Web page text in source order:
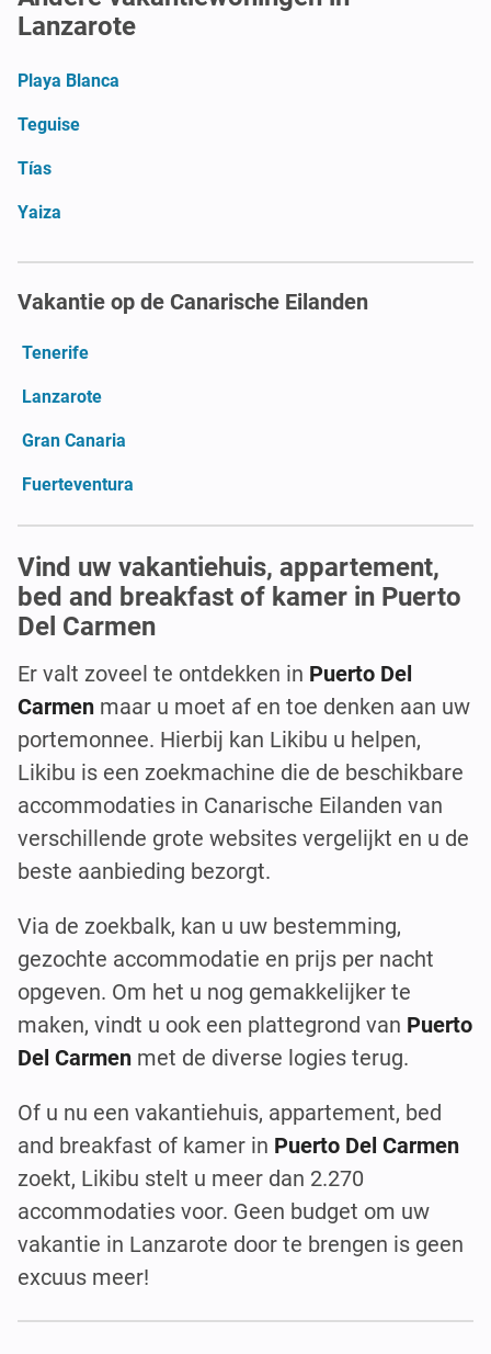
Lanzarote
Playa Blanca
Teguise
Tías
Yaiza
Vakantie op de Canarische Eilanden
Tenerife
Lanzarote
Gran Canaria
Fuerteventura
Vind uw vakantiehuis, appartement,
bed and breakfast of kamer in Puerto
Del Carmen
Er valt zoveel te ontdekken in Puerto Del
Carmen maar u moet af en toe denken aan uw
portemonnee. Hierbij kan Likibu u helpen,
Likibu is een zoekmachine die de beschikbare
accommodaties in Canarische Eilanden van
verschillende grote websites vergelijkt en u de
beste aanbieding bezorgt.
Via de zoekbalk, kan u uw bestemming,
gezochte accommodatie en prijs per nacht
opgeven. Om het u nog gemakkelijker te
maken, vindt u ook een plattegrond van Puerto
Del Carmen met de diverse logies terug.
Of u nu een vakantiehuis, appartement, bed
and breakfast of kamer in Puerto Del Carmen
zoekt, Likibu stelt u meer dan 2.270
accommodaties voor. Geen budget om uw
vakantie in Lanzarote door te brengen is geen
excuus meer!